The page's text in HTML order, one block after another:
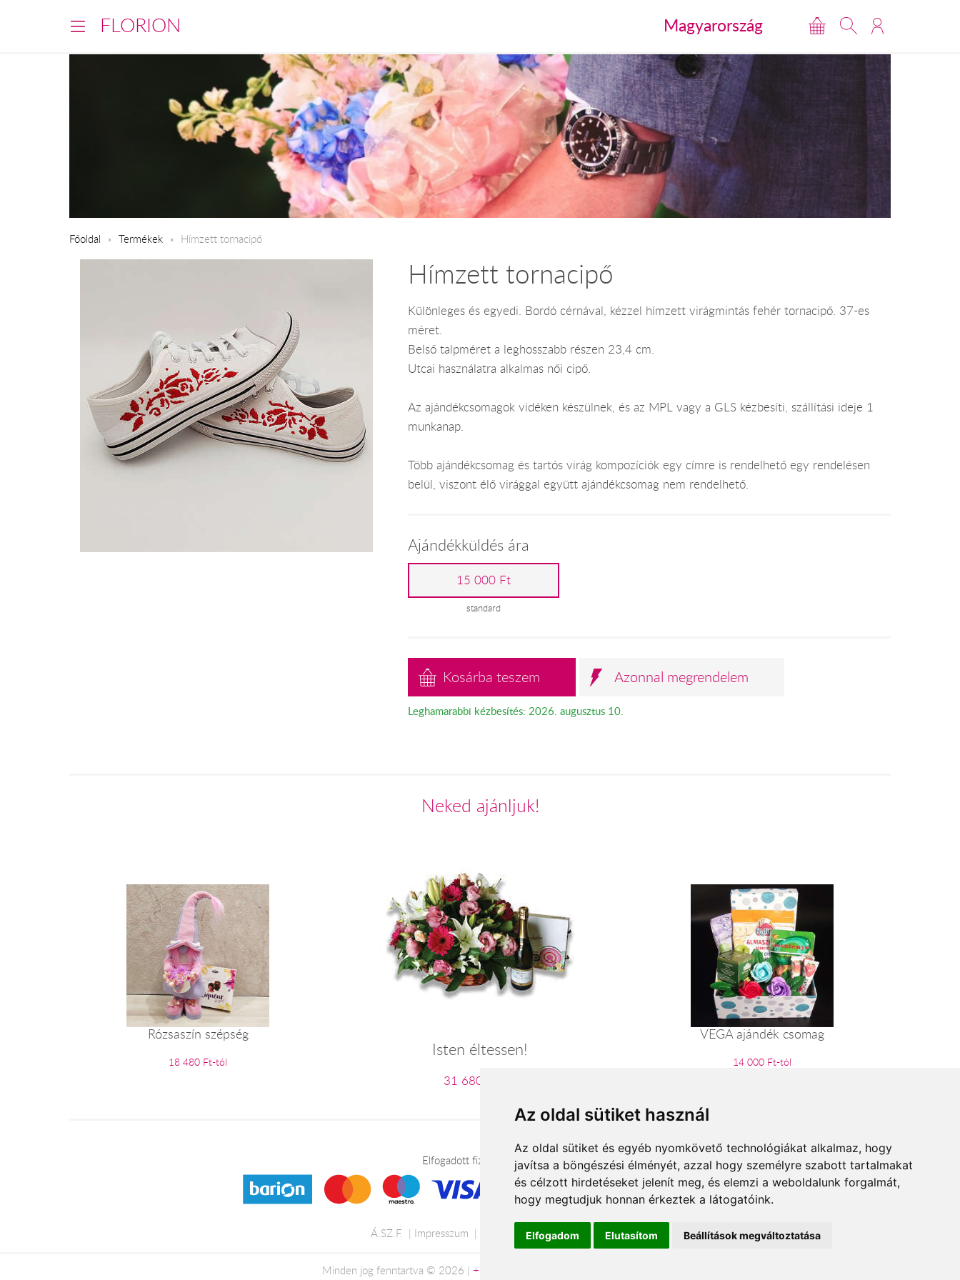
Az oldal sütiket használ
Az oldal sütiket és egyéb nyomkövető technológiákat alkalmaz, hogy
javítsa a böngészési élményét, azzal hogy személyre szabott tartalmakat
és célzott hirdetéseket jelenít meg, és elemzi a weboldalunk forgalmát,
hogy megtudjuk honnan érkeztek a látogatóink.
Elfogadom Elutasítom Beállítások megváltoztatása
FLORION Magyarország
Főoldal Termékek Hímzett tornacipő
Hímzett tornacipő
Különleges és egyedi. Bordó cérnával, kézzel hímzett virágmintás fehér tornacipő. 37-es
méret.
Belső talpméret a leghosszabb részen 23,4 cm.
Utcai használatra alkalmas női cipő.
Az ajándékcsomagok vidéken készülnek, és az MPL vagy a GLS kézbesíti, szállítási ideje 1
munkanap.
Több ajándékcsomag és tartós virág kompozíciók egy címre is rendelhető egy rendelésen
belül, viszont élő virággal együtt ajándékcsomag nem rendelhető.
Ajándékküldés ára
15 000 Ft
standard
Kosárba teszem Azonnal megrendelem
Leghamarabbi kézbesítés: 2026. augusztus 10.
Neked ajánljuk!
Rózsaszín szépség
18 480 Ft-tól
Isten éltessen!
31 680 Ft-tól
VEGA ajándék csomag
14 000 Ft-tól
Elfogadott fizetési módok
Á.SZ.F. Impresszum Adatkezelési tájékoztató
Minden jog fenntartva © 2026 | +36 20 488-8362